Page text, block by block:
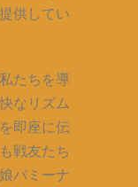
供してい
たちを導
なリズム
即座に伝
戦友たち
パミーナ